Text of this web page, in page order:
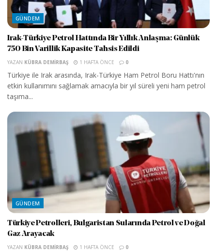
GÜNDEM
Irak-Türkiye Petrol Hattında Bir Yıllık Anlaşma: Günlük
750 Bin Varillik Kapasite Tahsis Edildi
YAZAN KÜBRA DEMIRBAŞ 1 HAFTA ÖNCE 0
Türkiye ile Irak arasında, Irak-Türkiye Ham Petrol Boru Hattı'nın
etkin kullanımını sağlamak amacıyla bir yıl süreli yeni ham petrol
taşıma...
GÜNDEM
Türkiye Petrolleri, Bulgaristan Sularında Petrol ve Doğal
Gaz Arayacak
YAZAN KÜBRA DEMIRBAŞ 1 HAFTA ÖNCE 0